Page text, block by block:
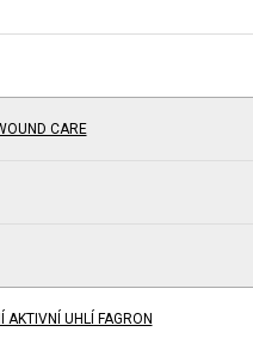
CARE
AKTIVNÍ UHLÍ FAGRON